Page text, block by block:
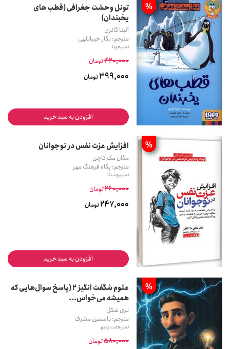
%
تونل وحشت جغرافی (قطب های
یخبندان)
آنیتا گانری
مترجم: نگار خیراللهی
نشر هوپا
420,000تومان
399,000تومان
افزودن به سبد خرید
% افزایش عزت نفس در نوجوانان
مگان مک کاچن
مترجم: پگاه فرهنگ مهر
نشر یوشیتا
260,000تومان
247,000تومان
افزودن به سبد خرید
%
علوم شگفت انگیز 2 (پاسخ سوال‌هایی که
همیشه می‌خواس...
لری شکل
مترجم: یاسمین مشرف
نشر هفت ونیم
580,000تومان